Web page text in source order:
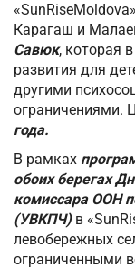
Карагаш и
Савюк, которая
развития для
другими
ограничениями.
года.
В рамках
обоих берегах
комиссара ООН
(УВКПЧ)в
левобережных
ограниченными